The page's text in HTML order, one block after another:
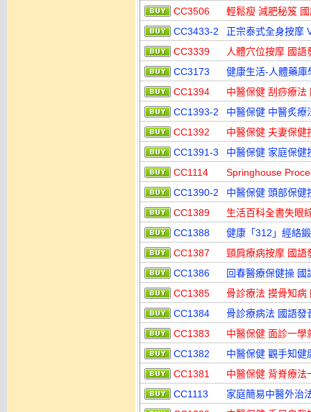
CC3506
輕鬆瘦 減肥秘笈
CC3433-2
正宗泰式全身按摩
CC3339
人體穴位按摩 國語
CC3173
健康生活-人體藥庫
CC1394
中醫保健 刮痧療法
CC1393-2
中醫保健 中醫炙
CC1392
中醫保健 夫妻保健
CC1391-3
中醫保健 家庭保
CC1114
Springhouse
CC1390-2
中醫保健 頭部保
CC1389
生活百科全書失眼
CC1388
健康「312」經絡
CC1387
頸肩療病按摩 國語
CC1386
回春醫療保健操
CC1385
骨診療法 摸骨知病
CC1384
骨診療病法 國語發
CC1383
中醫保健 面診一學
CC1382
中醫保健 觀手知健
CC1381
中醫保健 背脊療法
CC1113
家庭簡易中醫外治